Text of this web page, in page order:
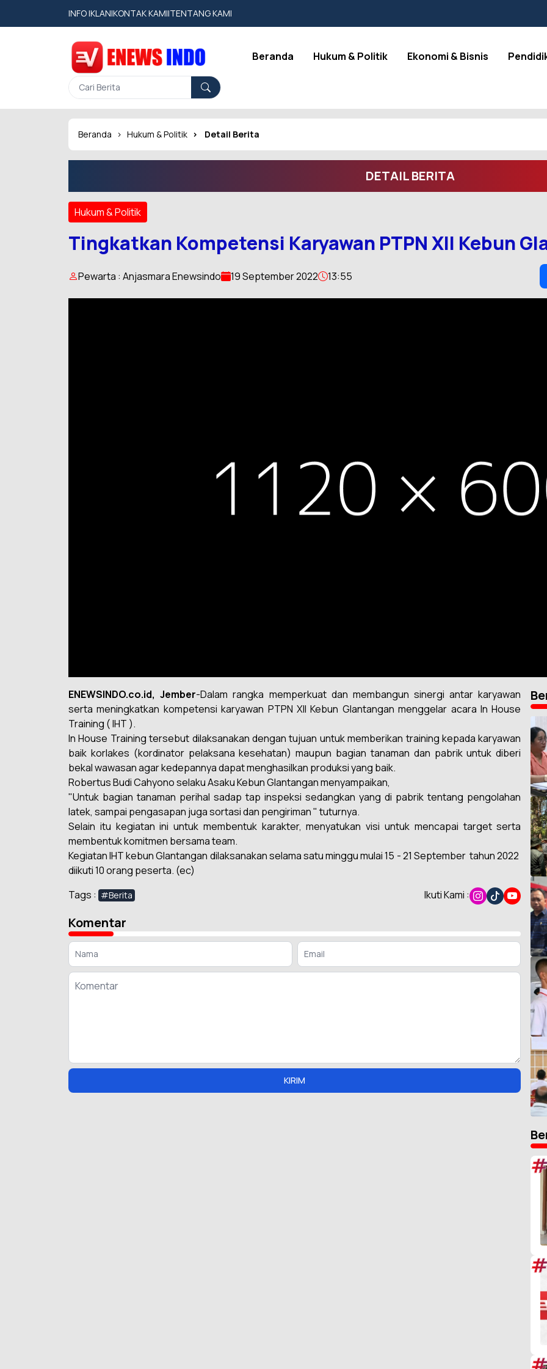
INFO IKLAN|KONTAK KAMI|TENTANG KAMI
Beranda Hukum & Politik Ekonomi & Bisnis
Beranda Hukum & Politik Detail Berita
DETAIL BERITA
Hukum & Politik
Tingkatkan Kompetensi Karyawan PTPN XII Kebun
Pewarta : Anjasmara Enewsindo 19 September 2022 13:55
ENEWSINDO.co.id, Jember-Dalam rangka memperkuat dan membangun sinergi antar karyawan
serta meningkatkan kompetensi karyawan PTPN XII Kebun Glantangan menggelar acara In House
Training ( IHT ).
In House Training tersebut dilaksanakan dengan tujuan untuk memberikan training kepada karyawan
baik korlakes (kordinator pelaksana kesehatan) maupun bagian tanaman dan pabrik untuk diberi
bekal wawasan agar kedepannya dapat menghasilkan produksi yang baik.
Robertus Budi Cahyono selaku Asaku Kebun Glantangan menyampaikan,
"Untuk bagian tanaman perihal sadap tap inspeksi sedangkan yang di pabrik tentang pengolahan
latek, sampai pengasapan juga sortasi dan pengiriman " tuturnya.
Selain itu kegiatan ini untuk membentuk karakter, menyatukan visi untuk mencapai target serta
membentuk komitmen bersama team.
Kegiatan IHT kebun Glantangan dilaksanakan selama satu minggu mulai 15 - 21 September tahun 2022
diikuti 10 orang peserta. (ec)
Tags : #Berita Ikuti Kami :
Komentar
KIRIM